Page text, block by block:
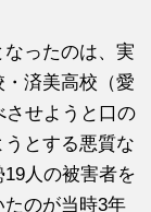
ったのは、実
済美高校（愛
させようと口の
とする悪質な
人の被害者を
のが当時3年